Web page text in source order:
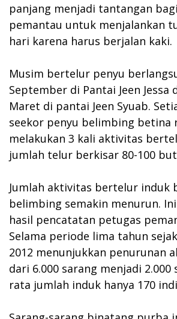
panjang menjadi tantangan
pemantau untuk menjalankan
hari karena harus berjalan kaki.
Musim bertelur penyu
September di Pantai Jeen Jessa
Maret di pantai Jeen Syuab.
seekor penyu belimbing betina
melakukan 3 kali aktivitas
jumlah telur berkisar 80-100
Jumlah aktivitas bertelur induk
belimbing semakin menurun.
hasil pencatatan petugas
Selama periode lima tahun
2012 menunjukkan penurunan
dari 6.000 sarang menjadi 2.000
rata jumlah induk hanya 170